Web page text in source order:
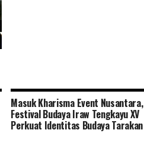
Masuk Kharisma Event Nusantara,
Festival Budaya Iraw Tengkayu XV
Perkuat Identitas Budaya Tarakan